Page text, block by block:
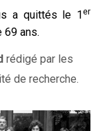
a quittés le 1er
69 ans.
rédigé par les
de recherche.